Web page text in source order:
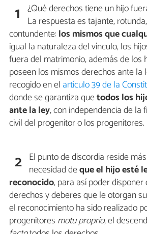
1 ¿Qué derechos tiene un hijo
La respuesta es tajante,
contundente:los mismos que
igual la naturaleza del vínculo, los
fuera del matrimonio, además de los
poseen los mismos derechos ante la
recogido en el artículo 39 de la
donde se garantiza quetodos los
ante la ley, con independencia de la
civil del progenitor o los progenitores.
2 El punto de discordia reside
necesidad deque el hijo esté
reconocido, para así poder
derechos y deberes que le otorgan
el reconocimiento ha sido realizado
progenitores motu proprio, el